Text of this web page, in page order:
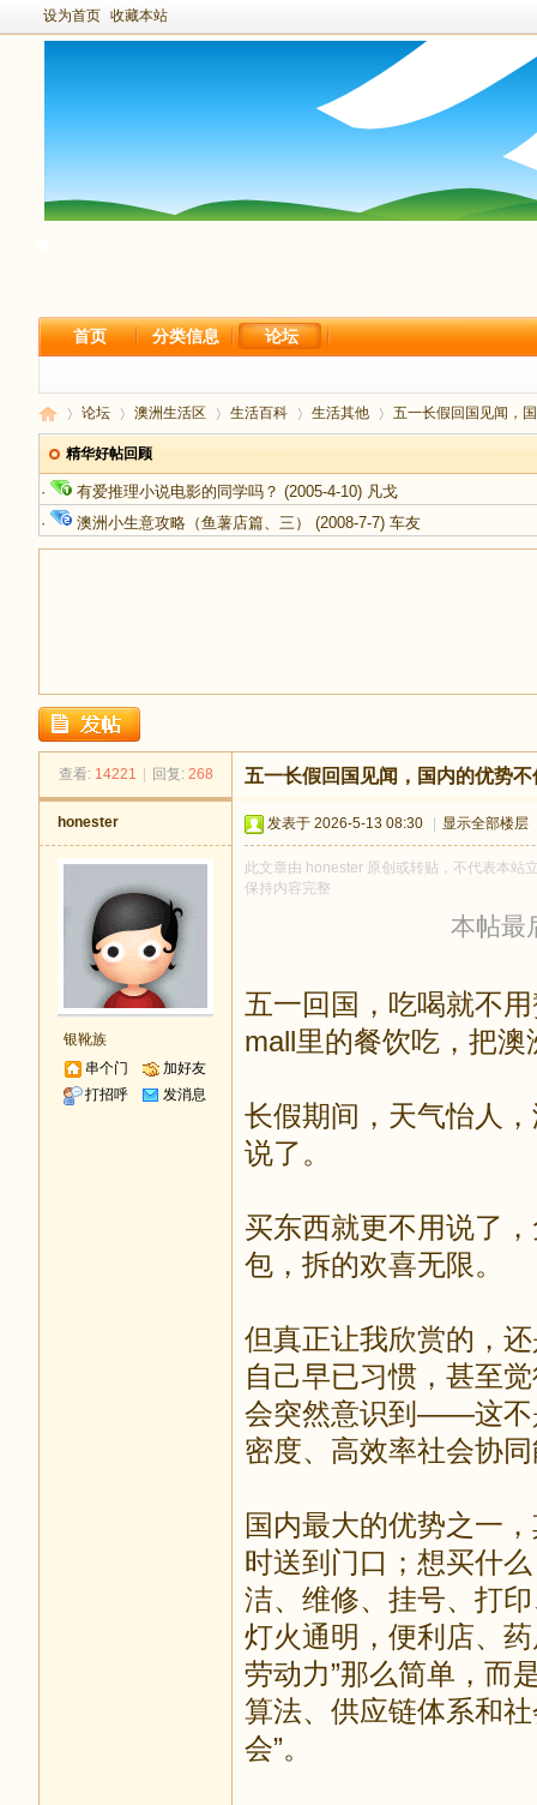
设为首页 收藏本站
首页 分类信息 论坛
新
足
›
论坛
›
澳洲生活区
›
生活百科
›
生活其他
›
五一长假回国见闻，
精华好帖回顾
· 有爱推理小说电影的同学吗？ (2005-4-10) 凡戈
·
澳洲小生意攻略（鱼薯店篇、三） (2008-7-7) 车友
查看: 14221 回复: 268 五一长假回国见闻，国内的优势
honester
银靴族
串个门
加好友
打招呼
发消息
发表于 2026-5-13 08:30 显示全部楼层
此文章由 honester 原创或转贴，不代表本站
保持内容完整
本帖最
五一回国，吃喝就不
mall里的餐饮吃，把
长假期间，天气怡人
说了。
买东西就更不用说了
包，拆的欢喜无限。
但真正让我欣赏的，
自己早已习惯，甚至
会突然意识到——这不
密度、高效率社会协
国内最大的优势之一
时送到门口；想买什
洁、维修、挂号、打
灯火通明，便利店、
劳动力”那么简单，而
算法、供应链体系和
会”。